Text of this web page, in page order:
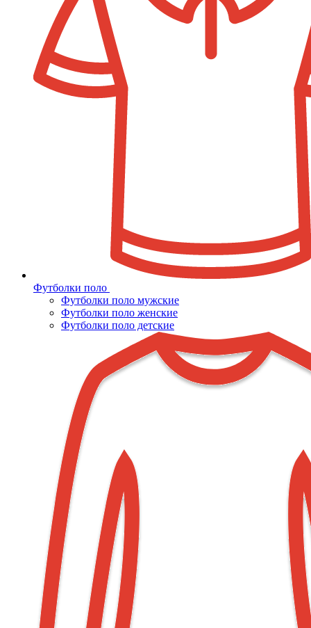
Футболки поло
Футболки поло мужские
Футболки поло женские
Футболки поло детские